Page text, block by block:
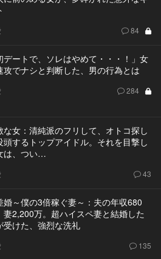
84
デートで、ソレはやめて・・・！」女
攻でナシと判断した、男の行為とは
284
な女：清純派のフリして、オトコ探し
頭するトップアイドル。それを目撃し
は、つい…
43
婚～僕の3倍稼ぐ妻～：夫の年収680
妻2,200万。超ハイスペ妻と結婚した
受けた、強烈な洗礼
135